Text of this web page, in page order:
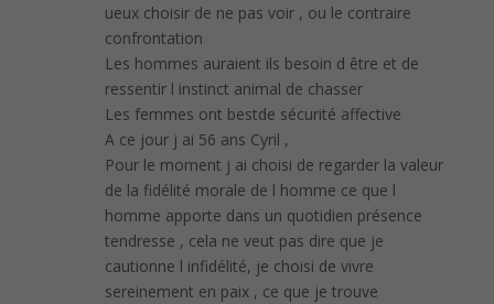
ueux choisir de ne pas voir , ou le contraire
confrontation
Les hommes auraient ils besoin d être et de
ressentir l instinct animal de chasser
Les femmes ont bestde sécurité affective
A ce jour j ai 56 ans Cyril ,
Pour le moment j ai choisi de regarder la valeur
de la fidélité morale de l homme ce que l
homme apporte dans un quotidien présence
tendresse , cela ne veut pas dire que je
cautionne l infidélité, je choisi de vivre
sereinement en paix , ce que je trouve